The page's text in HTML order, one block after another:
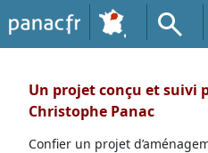
Un projet conçu et suivi
Christophe Panac
Confier un projet